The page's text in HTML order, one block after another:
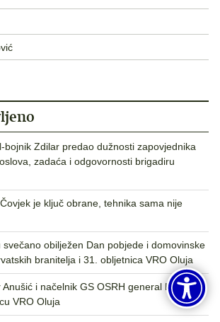
bojnik Zdilar predao dužnosti zapovjednika
zadaća i odgovornosti brigadiru
je ključ obrane, tehnika sama nije
svečano obilježen Dan pobjede i domovinske
branitelja i 31. obljetnica VRO Oluja
Anušić i načelnik GS OSRH general Kundid
VRO Oluja